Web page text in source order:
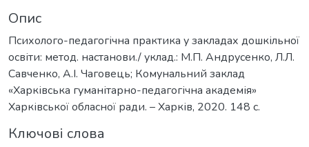
Опис
Психолого-педагогічна практика у закладах дошкільної
освіти: метод. настанови./ уклад.: М.П. Андрусенко, Л.Л.
Савченко, А.І. Чаговець; Комунальний заклад
«Харківська гуманітарно-педагогічна академія»
Харківської обласної ради. – Харків, 2020. 148 с.
Ключові слова